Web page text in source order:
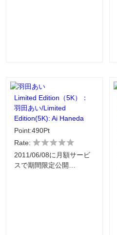
Limited Edition（5K）：
羽田あい/Limited
Edition(5K): Ai Haneda
Point:490Pt
Rate:
2011/06/08に月額サービ
スで期間限定公開…